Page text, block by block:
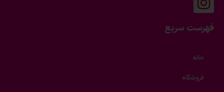
فهرست سریع
خانه
فروشگاه